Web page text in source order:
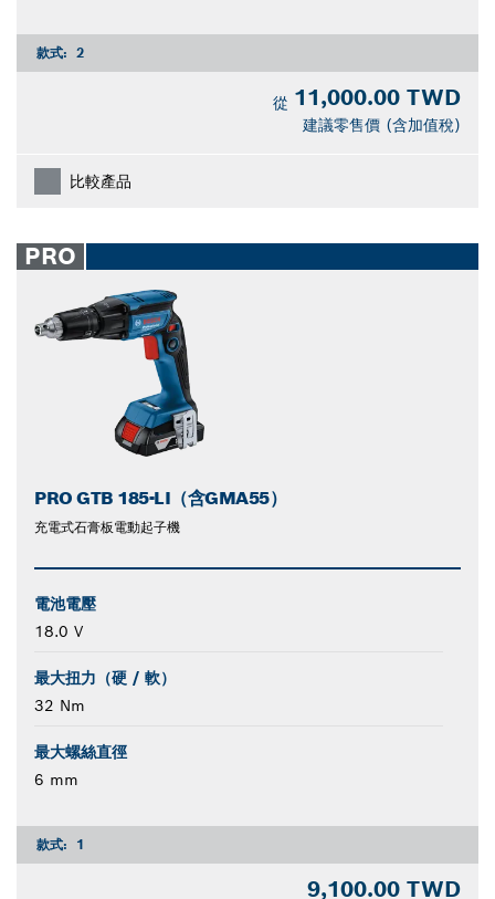
款式: 2
從 11,000.00 TWD
建議零售價 (含加值稅)
比較產品
PRO
PRO GTB 185-LI（含GMA55）
充電式石膏板電動起子機
電池電壓
18.0 V
最大扭力（硬 / 軟）
32 Nm
最大螺絲直徑
6 mm
款式: 1
9,100.00 TWD